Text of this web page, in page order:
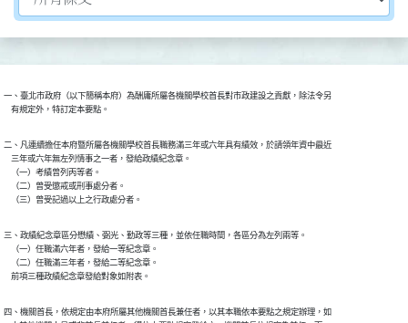
一、臺北市政府（以下簡稱本府）為酬庸所屬各機關學校首長對市政建設之貢獻，除法令另
    有規定外，特訂定本要點。
二、凡連續擔任本府暨所屬各機關學校首長職務滿三年或六年具有績效，於請領年資中最近
    三年或六年無左列情事之一者，發給政績紀念章。
    （一）考績曾列丙等者。
    （二）曾受懲戒或刑事處分者。
    （三）曾受記過以上之行政處分者。
三、政績紀念章區分懋績、弼光、勤政等三種，並依任職時間，各區分為左列兩等。
    （一）任職滿六年者，發給一等紀念章。
    （二）任職滿三年者，發給二等紀念章。
    前項三種政績紀念章發給對象如附表。
四、機關首長，依規定由本府所屬其他機關首長兼任者，以其本職依本要點之規定辦理，如